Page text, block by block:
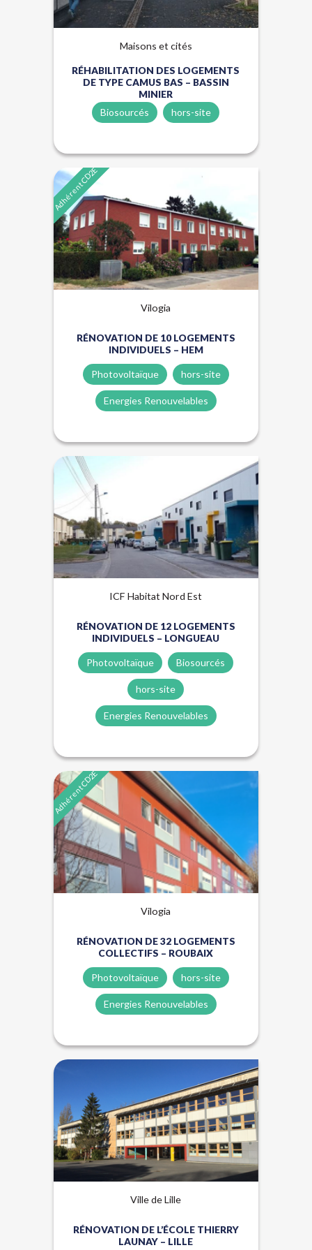
Maisons et cités
RÉHABILITATION DES LOGEMENTS
DE TYPE CAMUS BAS – BASSIN
MINIER
Biosourcés
hors-site
Énergies renouvelables
Adhérent CD2E
Vilogia
RÉNOVATION DE 10 LOGEMENTS
INDIVIDUELS – HEM
Photovoltaïque hors-site
Energies Renouvelables
Biosourcés
Hors-site
ICF Habitat Nord Est
RÉNOVATION DE 12 LOGEMENTS
INDIVIDUELS – LONGUEAU
Photovoltaïque Biosourcés
hors-site
Energies Renouvelables
Énergies renouvelables Hors-site
Adhérent CD2E
Vilogia
RÉNOVATION DE 32 LOGEMENTS
COLLECTIFS – ROUBAIX
Photovoltaïque hors-site
Energies Renouvelables
Énergies renouvelables
Hors-site
Ville de Lille
RÉNOVATION DE L’ÉCOLE THIERRY
LAUNAY – LILLE